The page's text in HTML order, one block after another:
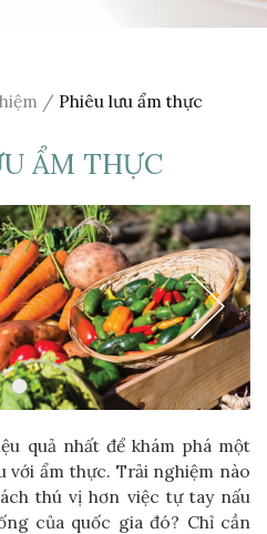
/ Phiêu lưu ẩm thực
ẨM THỰC
quả nhất để khám phá một
với ẩm thực. Trải nghiệm nào
thú vị hơn việc tự tay nấu
của quốc gia đó? Chỉ cần